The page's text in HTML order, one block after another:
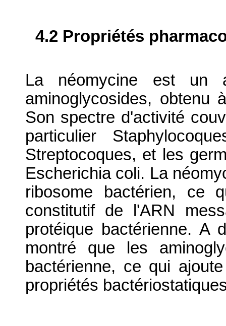
4.2 Propriétés
La néomycine est un
aminoglycosides, obtenu
Son spectre d'activité
particulier
Streptocoques, et les
Escherichia coli. La
ribosome bactérien, ce
constitutif de l'ARN
protéique bactérienne. A
montré que les
bactérienne, ce qui
propriétés